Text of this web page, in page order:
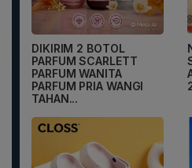
DIKIRIM 2 BOTOL
PARFUM SCARLETT
PARFUM WANITA
PARFUM PRIA WANGI
TAHAN...